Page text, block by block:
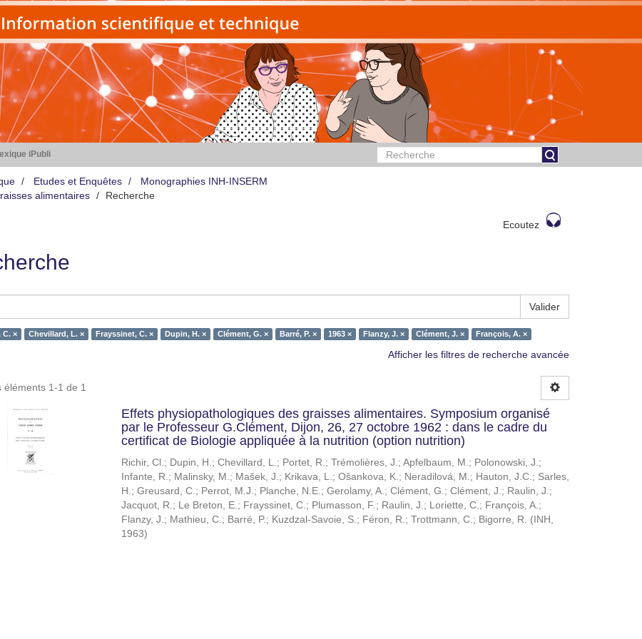
iPubli
Etudes et Enquêtes
Monographies INH-INSERM
alimentaires
Recherche
Ecoutez
Valider
C. × Chevillard, L. × Frayssinet, C. × Dupin, H. × Clément, G. × Barré, P. × 1963 × Flanzy, J. × Clément, J. × François, A. ×
Afficher les filtres de recherche avancée
éléments 1-1 de 1
Effets physiopathologiques des graisses alimentaires. Symposium organisé
par le Professeur G.Clément, Dijon, 26, 27 octobre 1962 : dans le cadre du
certificat de Biologie appliquée à la nutrition (option nutrition)
Richir, Cl.; Dupin, H.; Chevillard, L.; Portet, R.; Trémolières, J.; Apfelbaum, M.; Polonowski, J.;
Infante, R.; Malinsky, M.; Mašek, J.; Krikava, L.; Ošankova, K.; Neradilová, M.; Hauton, J.C.; Sarles,
H.; Greusard, C.; Perrot, M.J.; Planche, N.E.; Gerolamy, A.; Clément, G.; Clément, J.; Raulin, J.;
Jacquot, R.; Le Breton, E.; Frayssinet, C.; Plumasson, F.; Raulin, J.; Loriette, C.; François, A.;
Flanzy, J.; Mathieu, C.; Barré, P.; Kuzdzal-Savoie, S.; Féron, R.; Trottmann, C.; Bigorre, R. (INH ,
1963)